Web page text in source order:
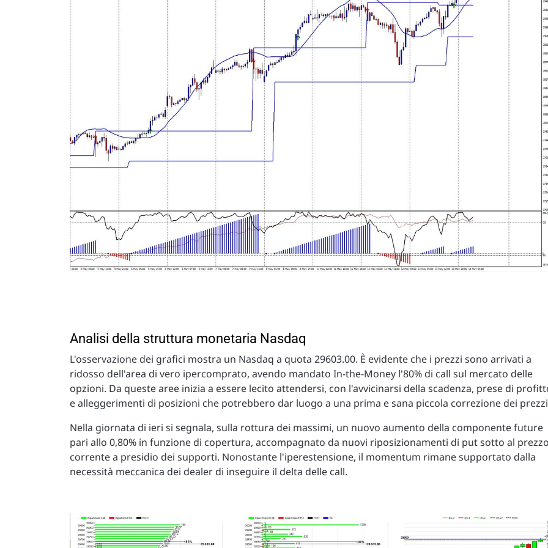
Analisi della struttura monetaria Nasdaq
L'osservazione dei grafici mostra un Nasdaq a quota 29603.00. È evidente che i prezzi sono arrivati a
ridosso dell'area di vero ipercomprato, avendo mandato In-the-Money l'80% di call sul mercato delle
opzioni. Da queste aree inizia a essere lecito attendersi, con l'avvicinarsi della scadenza, prese di
e alleggerimenti di posizioni che potrebbero dar luogo a una prima e sana piccola correzione dei
Nella giornata di ieri si segnala, sulla rottura dei massimi, un nuovo aumento della componente future
pari allo 0,80% in funzione di copertura, accompagnato da nuovi riposizionamenti di put sotto al prezzo
corrente a presidio dei supporti. Nonostante l'iperestensione, il momentum rimane supportato dalla
necessità meccanica dei dealer di inseguire il delta delle call.